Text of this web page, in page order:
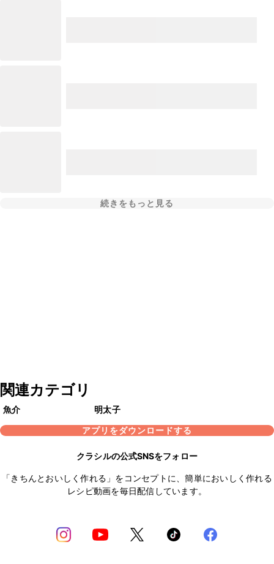
続きをもっと見る
関連カテゴリ
魚介
明太子
アプリをダウンロードする
クラシルの公式SNSをフォロー
「きちんとおいしく作れる」をコンセプトに、簡単においしく作れる
レシピ動画を毎日配信しています。